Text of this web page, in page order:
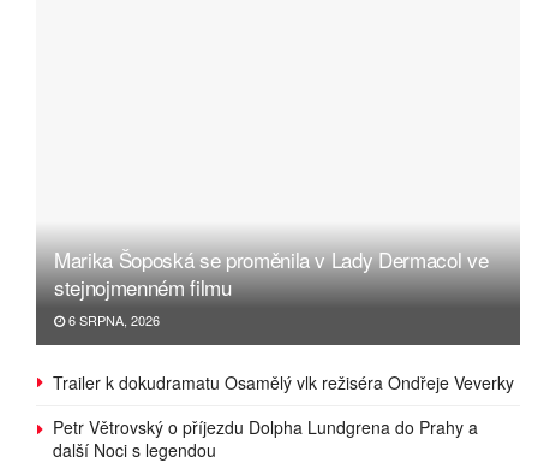
Marika Šoposká se proměnila v Lady Dermacol ve
stejnojmenném filmu
6 SRPNA, 2026
Trailer k dokudramatu Osamělý vlk režiséra Ondřeje Veverky
Petr Větrovský o příjezdu Dolpha Lundgrena do Prahy a
další Noci s legendou